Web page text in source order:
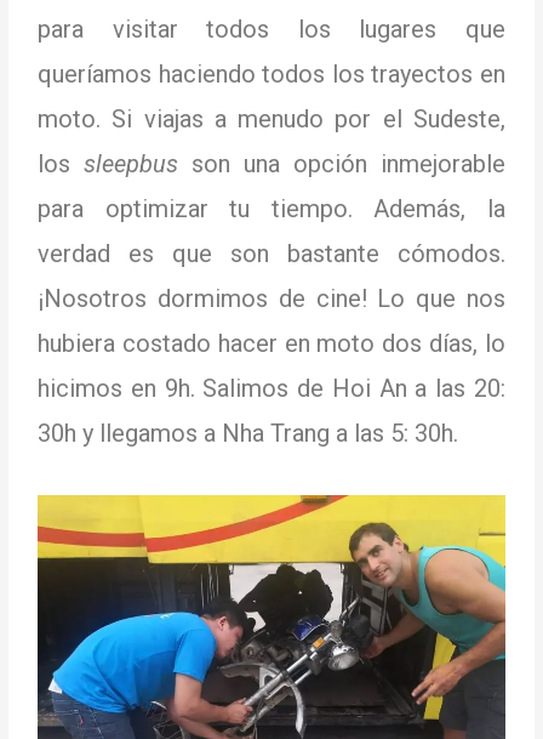
para visitar todos los lugares que
queríamos haciendo todos los trayectos en
moto. Si viajas a menudo por el Sudeste,
lossleepbus son una opción inmejorable
para optimizar tu tiempo.Además, la
verdad es que son bastante cómodos.
¡Nosotros dormimos de cine! Lo que nos
hubiera costado hacer en moto dos días, lo
hicimos en 9h. Salimos de Hoi An a las 20:
30h y llegamos a Nha Trang a las 5: 30h.